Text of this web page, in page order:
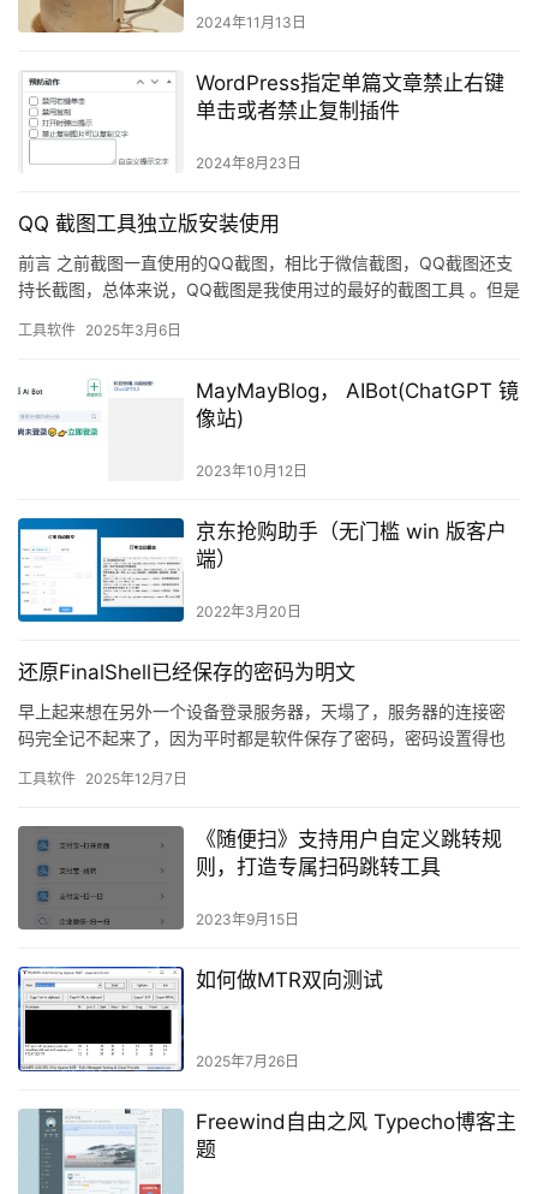
2024年11月13日
WordPress指定单篇文章禁止右键
单击或者禁止复制插件
2024年8月23日
QQ 截图工具独立版安装使用
前言 之前截图一直使用的QQ截图，相比于微信截图，QQ截图还支
持长截图，总体来说，QQ截图是我使用过的最好的截图工具 。但是
工具软件 2025年3月6日
MayMayBlog， AIBot(ChatGPT 镜
像站)
2023年10月12日
京东抢购助手（无门槛 win 版客户
端）
2022年3月20日
还原FinalShell已经保存的密码为明文
早上起来想在另外一个设备登录服务器，天塌了，服务器的连接密
码完全记不起来了，因为平时都是软件保存了密码，密码设置得也
件（b…
工具软件 2025年12月7日
《随便扫》支持用户自定义跳转规
则，打造专属扫码跳转工具
2023年9月15日
如何做MTR双向测试
2025年7月26日
Freewind自由之风 Typecho博客主
题